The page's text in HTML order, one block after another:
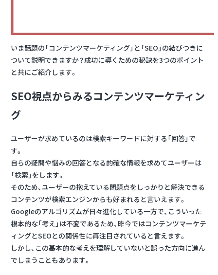
いま話題の「コンテンツマーケティング」と「SEO」の結びつきに
ついて説明できますか？成功に導くための秘訣を3つのポイント
と共にご紹介します。
SEO視点からみるコンテンツマーケティン
グ
ユーザーが求めているのは検索キーワードに対する「回答」で
す。
自らの疑問や悩みの回答となる的確な情報を求めてユーザーは
「検索」をします。
そのため、ユーザーの抱えている問題点をしっかりと解決できる
コンテンツが検索エンジンからも好まれると言いえます。
Googleのアルゴリズムが日々進化している一方で、こういった
根本的な「考え」は不変であるため、昨今ではコンテンツマーケテ
ィングとSEOとの関係性に再注目されていると言えます。
しかし、この基本的な考えを理解していないと誤った方向に進ん
でしまうこともあります。